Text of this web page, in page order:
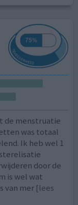
de menstruatie
was totaal
Ik heb wel 1
door de
is wel wat
van mer [lees